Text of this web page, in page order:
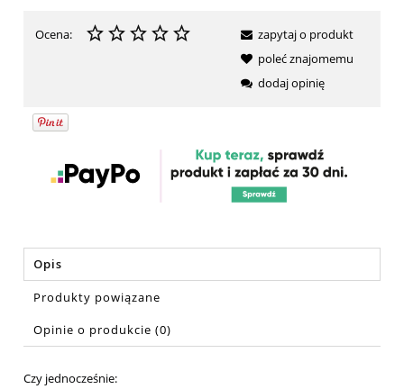
Ocena:
zapytaj o produkt
poleć znajomemu
dodaj opinię
Opis
Produkty powiązane
Opinie o produkcie (0)
Czy jednocześnie: